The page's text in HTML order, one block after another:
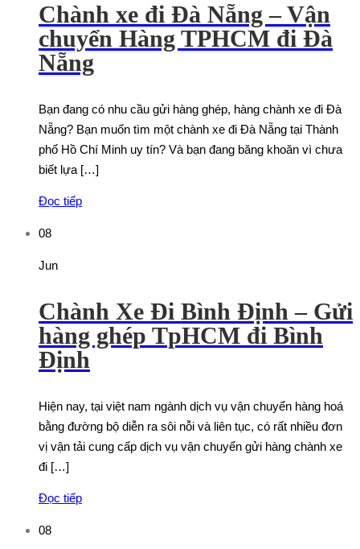
Chành xe đi Đà Nẵng – Vận
chuyển Hàng TPHCM đi Đà
Nẵng
Bạn đang có nhu cầu gửi hàng ghép, hàng chành xe đi Đà
Nẵng? Bạn muốn tìm một chành xe đi Đà Nẵng tại Thành
phố Hồ Chí Minh uy tín? Và bạn đang băng khoăn vì chưa
biết lựa […]
Đọc tiếp
08
Jun
Chành Xe Đi Bình Định – Gửi
hàng ghép TpHCM đi Bình
Định
Hiện nay, tại việt nam ngành dịch vụ vận chuyển hàng hoá
bằng đường bộ diễn ra sôi nỗi và liên tục, có rất nhiều đơn
vị vận tải cung cấp dịch vụ vận chuyển gửi hàng chành xe
đi […]
Đọc tiếp
08